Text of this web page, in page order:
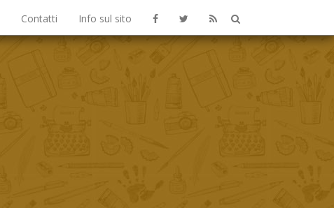
Contatti Info sul sito